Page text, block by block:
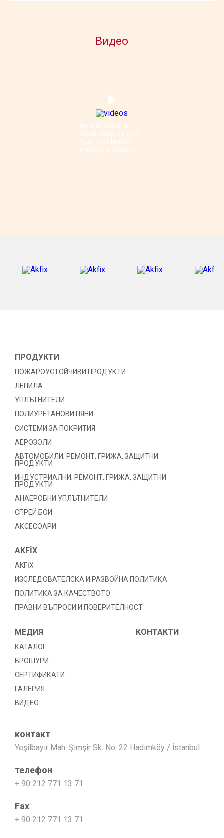
Видео
How to install a
Quick-Step parquet
floor with Hybrid
Flooring Adhesive
ПРОДУКТИ
ПОЖАРОУСТОЙЧИВИ ПРОДУКТИ
ЛЕПИЛА
УПЛЪТНИТЕЛИ
ПОЛИУРЕТАНОВИ ПЯНИ
СИСТЕМИ ЗА ПОКРИТИЯ
АЕРОЗОЛИ
АВТОМОБИЛИ; РЕМОНТ, ГРИЖА, ЗАЩИТНИ
ПРОДУКТИ
ИНДУСТРИАЛНИ; РЕМОНТ, ГРИЖА, ЗАЩИТНИ
ПРОДУКТИ
АНАЕРОБНИ УПЛЪТНИТЕЛИ
СПРЕЙ БОИ
АКСЕСОАРИ
AKFİX
AKFİX
ИЗСЛЕДОВАТЕЛСКА И РАЗВОЙНА ПОЛИТИКА
ПОЛИТИКА ЗА КАЧЕСТВОТО
ПРАВНИ ВЪПРОСИ И ПОВЕРИТЕЛНОСТ
МЕДИЯ
КАТАЛОГ
БРОШУРИ
СЕРТИФИКАТИ
ГАЛЕРИЯ
ВИДЕО
КОНТАКТИ
контакт
Yeşilbayır Mah. Şimşir Sk. No: 22 Hadımköy / İstanbul
телефон
+ 90 212 771 13 71
Fax
+ 90 212 771 13 71